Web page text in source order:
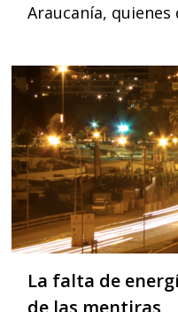
Araucanía,
La falta de